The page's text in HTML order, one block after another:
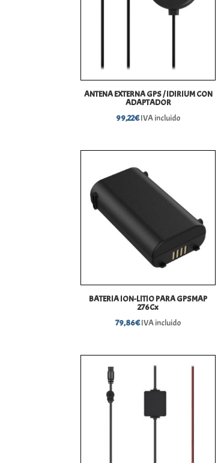
ANTENA EXTERNA GPS / IDIRIUM CON
ADAPTADOR
99,22€IVA incluido
BATERIA ION-LITIO PARA GPSMAP
276Cx
79,86€IVA incluido